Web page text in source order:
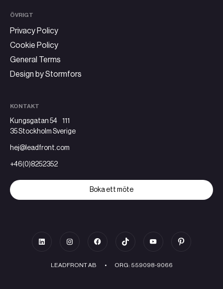
KONTAKT
Kungsgatan 54 111
35 Stockholm Sverige
hej@leadfront.com
+46(0)8252352
Boka ett möte
ÖVRIGT
Privacy Policy
Cookie Policy
General Terms
Design by Stormfors
LEADFRONT AB • ORG: 559098-9066